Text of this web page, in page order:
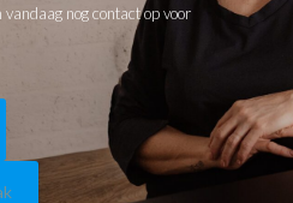
nog contact op voor